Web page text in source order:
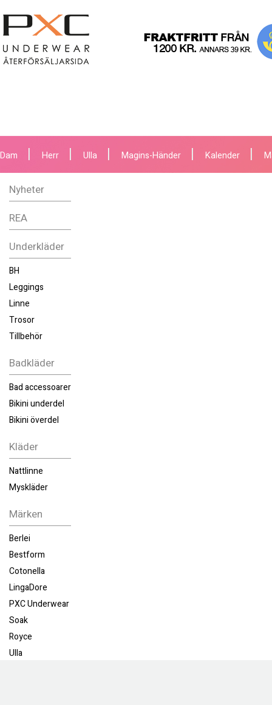
Dam Herr Ulla Magins-Händer Kalender
Nyheter
REA
Underkläder
BH
Leggings
Linne
Trosor
Tillbehör
Badkläder
Bad accessoarer
Bikini underdel
Bikini överdel
Kläder
Nattlinne
Myskläder
Märken
Berlei
Bestform
Cotonella
LingaDore
PXC Underwear
Soak
Royce
Ulla